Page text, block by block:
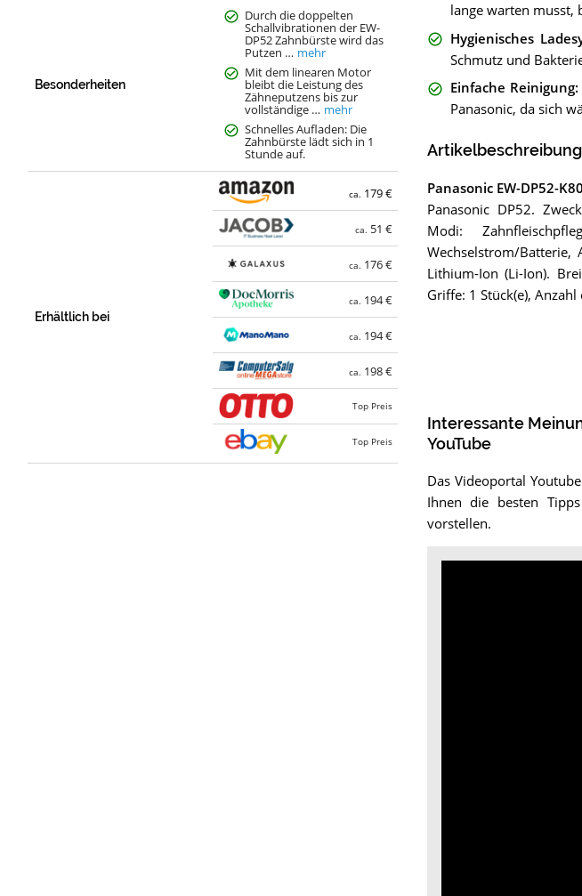
Besonderheiten
Durch die doppelten
Schallvibrationen der EW-
DP52 Zahnbürste wird das
Putzen … mehr
Mit dem linearen Motor
bleibt die Leistung des
Zähneputzens bis zur
vollständige … mehr
Schnelles Aufladen: Die
Zahnbürste lädt sich in 1
Stunde auf.
Erhältlich bei
ca. 179 €
ca. 51 €
ca. 176 €
ca. 194 €
ca. 194 €
ca. 198 €
Top Preis
Top Preis
lange warten musst,
Hygienisches
Schmutz und
Einfache Reinigung:
Panasonic, da sich
Artikelbeschreibung
Panasonic EW-DP52-
Panasonic DP52.
Modi:
Wechselstrom/Batterie,
Lithium-Ion (Li-Ion).
Griffe: 1 Stück(e),
Interessante
YouTube
Das Videoportal
Ihnen die besten
vorstellen.